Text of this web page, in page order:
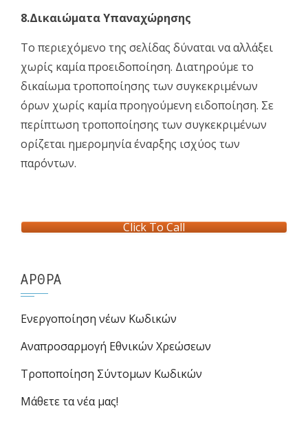
8.Δικαιώματα Υπαναχώρησης
Το περιεχόμενο της σελίδας δύναται να αλλάξει
χωρίς καμία προειδοποίηση. Διατηρούμε το
δικαίωμα τροποποίησης των συγκεκριμένων
όρων χωρίς καμία προηγούμενη ειδοποίηση. Σε
περίπτωση τροποποίησης των συγκεκριμένων
ορίζεται ημερομηνία έναρξης ισχύος των
παρόντων.
Click To Call
ΆΡΘΡΑ
Ενεργοποίηση νέων Κωδικών
Αναπροσαρμογή Εθνικών Χρεώσεων
Τροποποίηση Σύντομων Κωδικών
Μάθετε τα νέα μας!